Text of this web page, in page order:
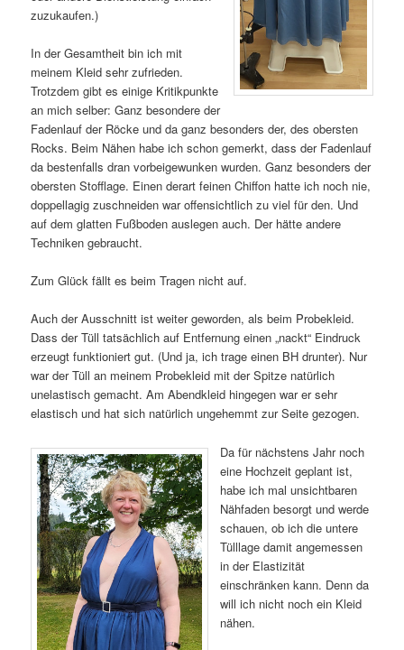
zuzukaufen.)
In der Gesamtheit bin ich mit
meinem Kleid sehr zufrieden.
Trotzdem gibt es einige Kritikpunkte
an mich selber: Ganz besondere der
Fadenlauf der Röcke und da ganz besonders der, des obersten
Rocks. Beim Nähen habe ich schon gemerkt, dass der Fadenlauf
da bestenfalls dran vorbeigewunken wurden. Ganz besonders der
obersten Stofflage. Einen derart feinen Chiffon hatte ich noch nie,
doppellagig zuschneiden war offensichtlich zu viel für den. Und
auf dem glatten Fußboden auslegen auch. Der hätte andere
Techniken gebraucht.
Zum Glück fällt es beim Tragen nicht auf.
Auch der Ausschnitt ist weiter geworden, als beim Probekleid.
Dass der Tüll tatsächlich auf Entfernung einen „nackt“ Eindruck
erzeugt funktioniert gut. (Und ja, ich trage einen BH drunter). Nur
war der Tüll an meinem Probekleid mit der Spitze natürlich
unelastisch gemacht. Am Abendkleid hingegen war er sehr
elastisch und hat sich natürlich ungehemmt zur Seite gezogen.
Da für nächstens Jahr noch
eine Hochzeit geplant ist,
habe ich mal unsichtbaren
Nähfaden besorgt und werde
schauen, ob ich die untere
Tülllage damit angemessen
in der Elastizität
einschränken kann. Denn da
will ich nicht noch ein Kleid
nähen.